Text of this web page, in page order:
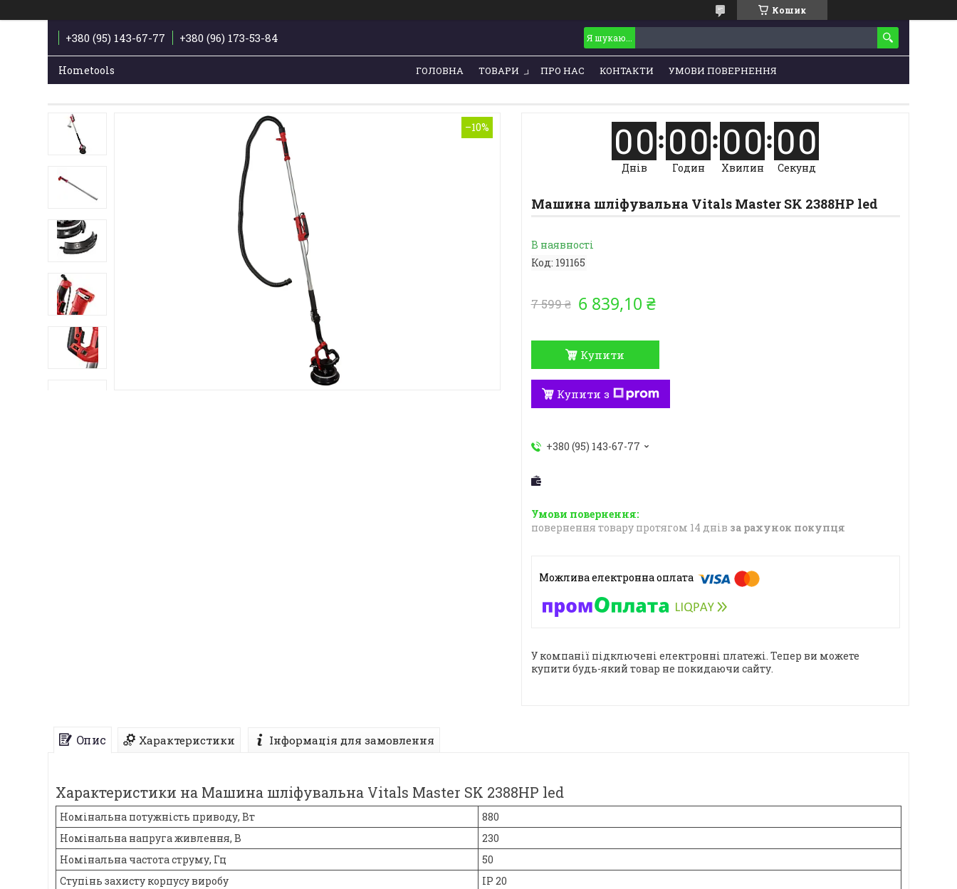
Кошик
+380 (95) 143-67-77 +380 (96) 173-53-84
Hometools ГОЛОВНА ТОВАРИ ПРО НАС КОНТАКТИ УМОВИ ПОВЕРНЕННЯ
–10% 00
Днів
00
Годин
00
Хвилин
00
Секунд
Машина шліфувальна Vitals Master SK 2388HP led
В наявності
Код: 191165
7 599 ₴ 6 839,10 ₴
Купити
Купити з
+380 (95) 143-67-77
повернення товару протягом 14 днів за рахунок покупця
У компанії підключені електронні платежі. Тепер ви можете
купити будь-який товар не покидаючи сайту.
Опис Характеристики Інформація для замовлення
Характеристики на Машина шліфувальна Vitals Master SK 2388HP led
Номінальна потужність приводу, Вт
880
Номінальна напруга живлення, В
230
Номінальна частота струму, Гц
50
Ступінь захисту корпусу виробу
ІР 20